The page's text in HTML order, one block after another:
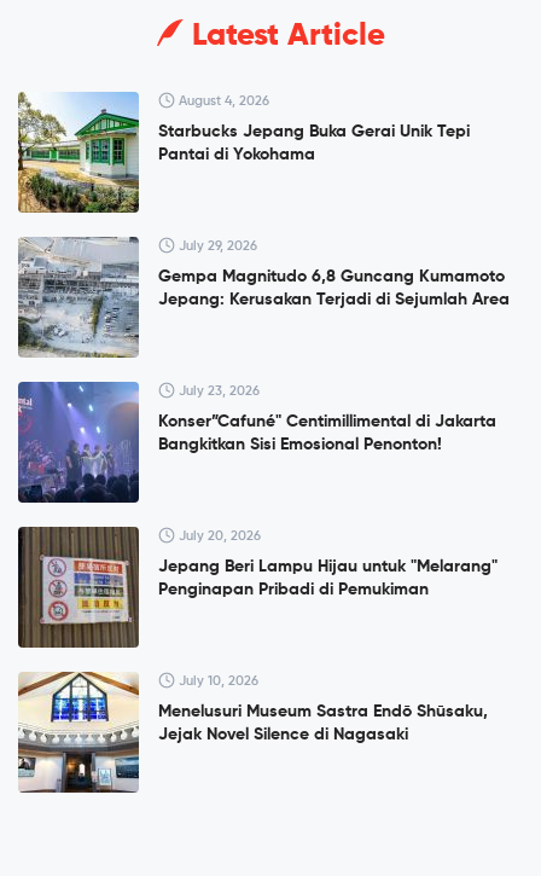
Latest Article
August 4, 2026
Starbucks Jepang Buka Gerai Unik Tepi
Pantai di Yokohama
July 29, 2026
Gempa Magnitudo 6,8 Guncang Kumamoto
Jepang: Kerusakan Terjadi di Sejumlah Area
July 23, 2026
Konser”Cafuné" Centimillimental di Jakarta
Bangkitkan Sisi Emosional Penonton!
July 20, 2026
Jepang Beri Lampu Hijau untuk "Melarang"
Penginapan Pribadi di Pemukiman
July 10, 2026
Menelusuri Museum Sastra Endō Shūsaku,
Jejak Novel Silence di Nagasaki